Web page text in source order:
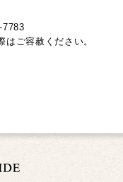
ご容赦ください。